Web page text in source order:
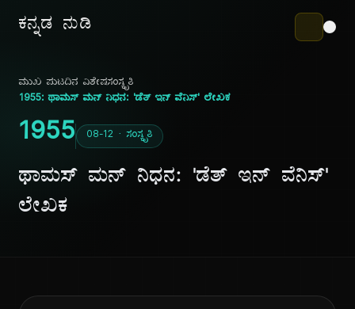
ಕನ್ನಡ ನುಡಿ
ಮುಖ ಪುಟದಿನ ವಿಶೇಷಸಂಸ್ಕೃತಿ
1955: ಥಾಮಸ್ ಮನ್ ನಿಧನ: 'ಡೆತ್ ಇನ್ ವೆನಿಸ್' ಲೇಖಕ
1955 08-12 · ಸಂಸ್ಕೃತಿ
ಥಾಮಸ್ ಮನ್ ನಿಧನ: 'ಡೆತ್ ಇನ್ ವೆನಿಸ್'
ಲೇಖಕ